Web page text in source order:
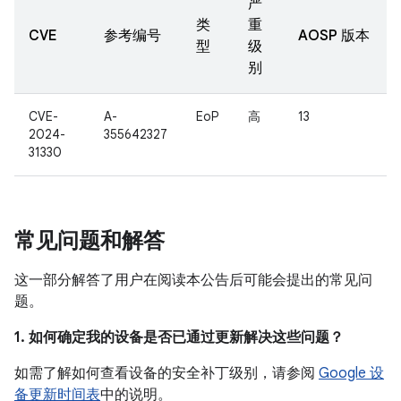
CVE 参考编号
类
型
严
重
级
别
AOSP 版本
CVE-
2024-
31330
A-
355642327
EoP 高 13
常见问题和解答
这一部分解答了用户在阅读本公告后可能会提出的常见问
题。
1. 如何确定我的设备是否已通过更新解决这些问题？
如需了解如何查看设备的安全补丁级别，请参阅 Google 设
备更新时间表中的说明。